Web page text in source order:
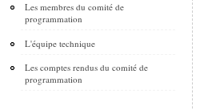
Les membres du comité de
programmation
L'équipe technique
Les comptes rendus du comité de
programmation